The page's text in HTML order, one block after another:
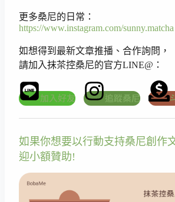
更多桑尼的日常：
https://www.instagram.com/sunny.matcha
如想得到最新文章推播、合作詢問，
請加入抹茶控桑尼的官方LINE@：
加入好友 追蹤桑尼
如果你想要以行動支持桑尼創作
迎小額贊助!